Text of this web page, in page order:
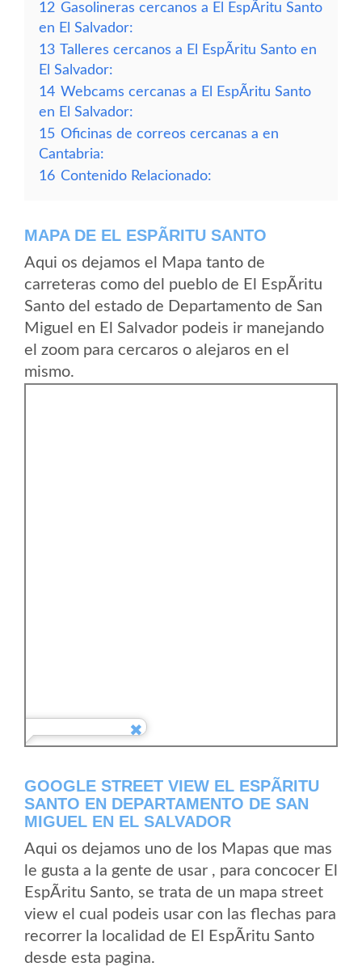
12 Gasolineras cercanos a El EspÃ­ritu Santo
en El Salvador:
13 Talleres cercanos a El EspÃ­ritu Santo en
El Salvador:
14 Webcams cercanas a El EspÃ­ritu Santo
en El Salvador:
15 Oficinas de correos cercanas a en
Cantabria:
16 Contenido Relacionado:
MAPA DE EL ESPÃ­RITU SANTO
Aqui os dejamos el Mapa tanto de
carreteras como del pueblo de El EspÃ­ritu
Santo del estado de Departamento de San
Miguel en El Salvador podeis ir manejando
el zoom para cercaros o alejaros en el
mismo.
GOOGLE STREET VIEW EL ESPÃ­RITU
SANTO EN DEPARTAMENTO DE SAN
MIGUEL EN EL SALVADOR
Aqui os dejamos uno de los Mapas que mas
le gusta a la gente de usar , para concocer El
EspÃ­ritu Santo, se trata de un mapa street
view el cual podeis usar con las flechas para
recorrer la localidad de El EspÃ­ritu Santo
desde esta pagina.